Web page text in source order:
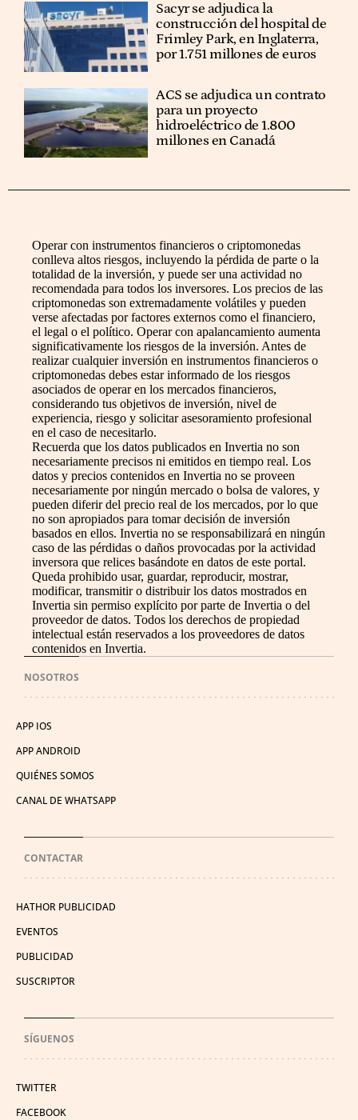
Sacyr se adjudica la
construcción del hospital de
Frimley Park, en Inglaterra,
por 1.751 millones de euros
ACS se adjudica un contrato
para un proyecto
hidroeléctrico de 1.800
millones en Canadá
Operar con instrumentos financieros o criptomonedas
conlleva altos riesgos, incluyendo la pérdida de parte o la
totalidad de la inversión, y puede ser una actividad no
recomendada para todos los inversores. Los precios de las
criptomonedas son extremadamente volátiles y pueden
verse afectadas por factores externos como el financiero,
el legal o el político. Operar con apalancamiento aumenta
significativamente los riesgos de la inversión. Antes de
realizar cualquier inversión en instrumentos financieros o
criptomonedas debes estar informado de los riesgos
asociados de operar en los mercados financieros,
considerando tus objetivos de inversión, nivel de
experiencia, riesgo y solicitar asesoramiento profesional
en el caso de necesitarlo.
Recuerda que los datos publicados en Invertia no son
necesariamente precisos ni emitidos en tiempo real. Los
datos y precios contenidos en Invertia no se proveen
necesariamente por ningún mercado o bolsa de valores, y
pueden diferir del precio real de los mercados, por lo que
no son apropiados para tomar decisión de inversión
basados en ellos. Invertia no se responsabilizará en ningún
caso de las pérdidas o daños provocadas por la actividad
inversora que relices basándote en datos de este portal.
Queda prohibido usar, guardar, reproducir, mostrar,
modificar, transmitir o distribuir los datos mostrados en
Invertia sin permiso explícito por parte de Invertia o del
proveedor de datos. Todos los derechos de propiedad
intelectual están reservados a los proveedores de datos
contenidos en Invertia.
NOSOTROS
APP IOS
APP ANDROID
QUIÉNES SOMOS
CANAL DE WHATSAPP
CONTACTAR
HATHOR PUBLICIDAD
EVENTOS
PUBLICIDAD
SUSCRIPTOR
SÍGUENOS
TWITTER
FACEBOOK